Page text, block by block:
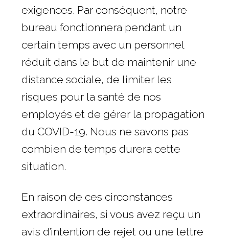
exigences. Par conséquent, notre
bureau fonctionnera pendant un
certain temps avec un personnel
réduit dans le but de maintenir une
distance sociale, de limiter les
risques pour la santé de nos
employés et de gérer la propagation
du COVID-19. Nous ne savons pas
combien de temps durera cette
situation.
En raison de ces circonstances
extraordinaires, si vous avez reçu un
avis d’intention de rejet ou une lettre